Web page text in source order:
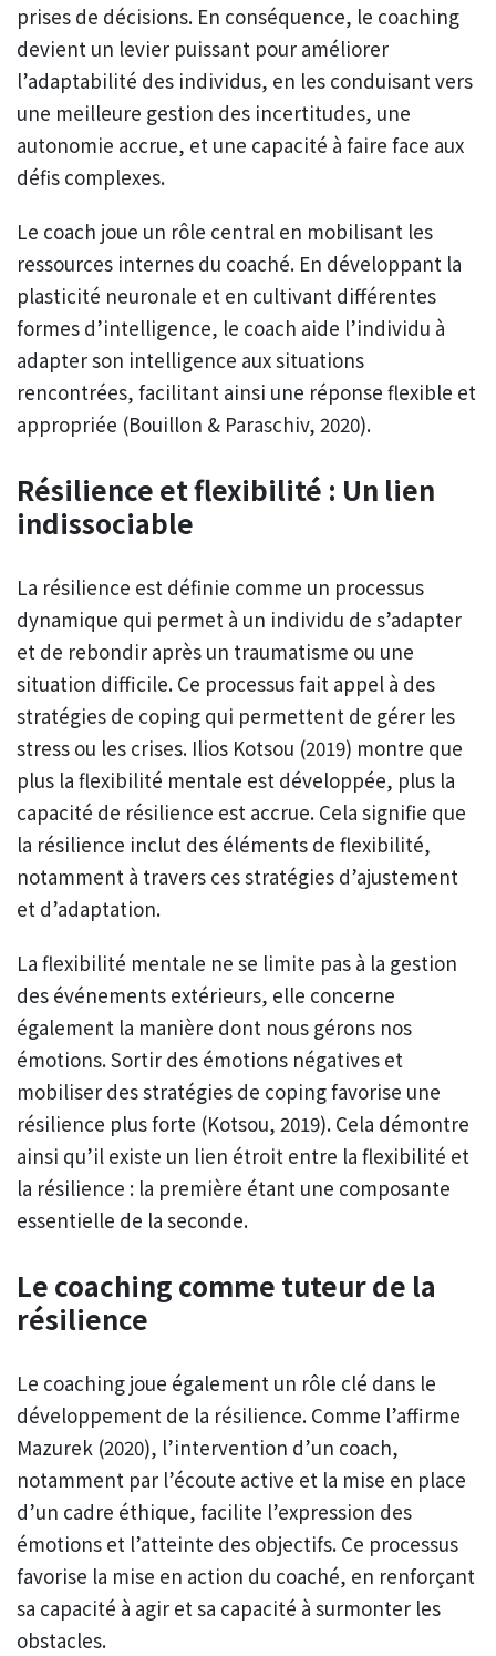
prises de décisions. En conséquence, le coaching
devient un levier puissant pour améliorer
l’adaptabilité des individus, en les conduisant vers
une meilleure gestion des incertitudes, une
autonomie accrue, et une capacité à faire face aux
défis complexes.
Le coach joue un rôle central en mobilisant les
ressources internes du coaché. En développant la
plasticité neuronale et en cultivant différentes
formes d’intelligence, le coach aide l’individu à
adapter son intelligence aux situations
rencontrées, facilitant ainsi une réponse flexible et
appropriée (Bouillon & Paraschiv, 2020).
Résilience et flexibilité : Un lien
indissociable
La résilience est définie comme un processus
dynamique qui permet à un individu de s’adapter
et de rebondir après un traumatisme ou une
situation difficile. Ce processus fait appel à des
stratégies de coping qui permettent de gérer les
stress ou les crises. Ilios Kotsou (2019) montre que
plus la flexibilité mentale est développée, plus la
capacité de résilience est accrue. Cela signifie que
la résilience inclut des éléments de flexibilité,
notamment à travers ces stratégies d’ajustement
et d’adaptation.
La flexibilité mentale ne se limite pas à la gestion
des événements extérieurs, elle concerne
également la manière dont nous gérons nos
émotions. Sortir des émotions négatives et
mobiliser des stratégies de coping favorise une
résilience plus forte (Kotsou, 2019). Cela démontre
ainsi qu’il existe un lien étroit entre la flexibilité et
la résilience : la première étant une composante
essentielle de la seconde.
Le coaching comme tuteur de la
résilience
Le coaching joue également un rôle clé dans le
développement de la résilience. Comme l’affirme
Mazurek (2020), l’intervention d’un coach,
notamment par l’écoute active et la mise en place
d’un cadre éthique, facilite l’expression des
émotions et l’atteinte des objectifs. Ce processus
favorise la mise en action du coaché, en renforçant
sa capacité à agir et sa capacité à surmonter les
obstacles.